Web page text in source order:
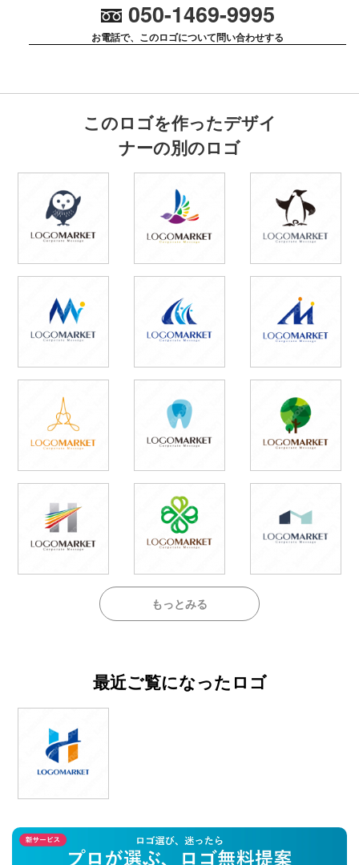
050-1469-9995
お電話で、このロゴについて問い合わせする
このロゴを作ったデザイ
ナーの別のロゴ
もっとみる
最近ご覧になったロゴ